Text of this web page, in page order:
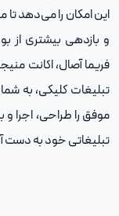
این امکان را می‌دهد
و بازدهی بیشتری از
فریما آصال، اکانت
تبلیغات کلیکی، به
موفق را طراحی، اجرا و
تبلیغاتی خود به دست